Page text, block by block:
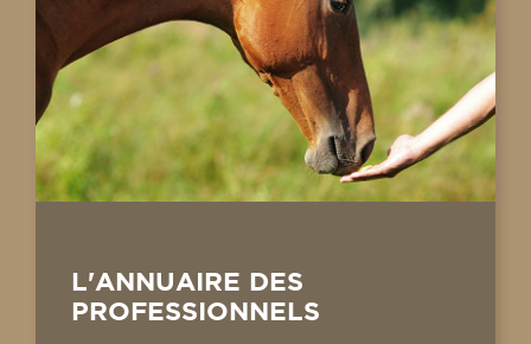
L'ANNUAIRE DES
PROFESSIONNELS